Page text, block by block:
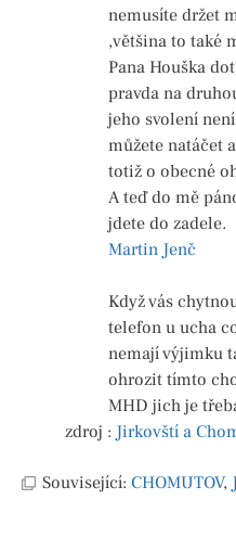
nemusíte držet
,většina to také
Pana Houška
pravda na
jeho svolení
můžete natáčet
totiž o obecné
A teď do mě
jdete do zadele.
Martin Jenč
Když vás
telefon u ucha
nemají výjimku
ohrozit tímto
MHD jich je
zdroj : Jirkovští a
Související: CHOMUTOV,